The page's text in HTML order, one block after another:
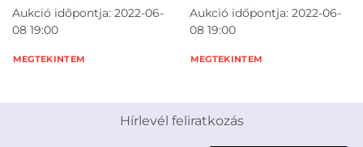
Aukció időpontja: 2022-06-
08 19:00
MEGTEKINTEM
Aukció időpontja: 2022-06-
08 19:00
MEGTEKINTEM
Hírlevél feliratkozás